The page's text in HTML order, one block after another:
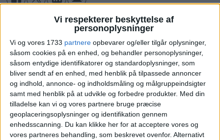
Vi respekterer beskyttelse af
personoplysninger
Vi og vores 1733 partnere opbevarer og/eller tilgår oplysninger,
såsom cookies på en enhed, og behandler personoplysninger,
såsom entydige identifikatorer og standardoplysninger, som
bliver sendt af en enhed, med henblik på tilpassede annoncer
og indhold, annonce- og indholdsmåling og målgruppeindsigter
samt med henblik på at udvikle og forbedre produkter. Med din
tilladelse kan vi og vores partnere bruge præcise
geoplaceringsoplysninger og identifikation gennem
enhedsscanning. Du kan klikke her for at acceptere vores og
vores partneres behandling, som beskrevet ovenfor. Alternativt